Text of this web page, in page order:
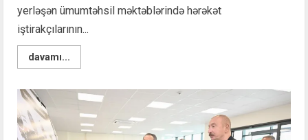
yerləşən ümumtəhsil məktəblərində hərəkət
iştirakçılarının...
davamı...
more
uşaqlar!”
altında
hərəkətin
təhlükəsizliyi